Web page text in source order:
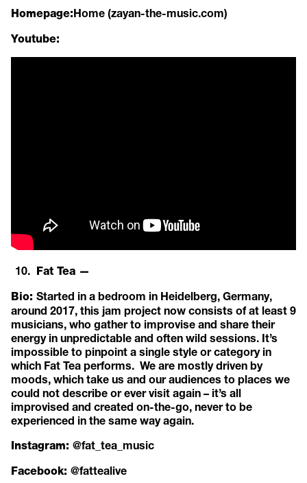
Homepage:Home (zayan-the-music.com)
Youtube:
Fat Tea —
Bio: Started in a bedroom in Heidelberg, Germany,
around 2017, this jam project now consists of at least 9
musicians, who gather to improvise and share their
energy in unpredictable and often wild sessions. It’s
impossible to pinpoint a single style or category in
which Fat Tea performs. We are mostly driven by
moods, which take us and our audiences to places we
could not describe or ever visit again – it’s all
improvised and created on-the-go, never to be
experienced in the same way again.
Instagram: @fat_tea_music
Facebook: @fattealive